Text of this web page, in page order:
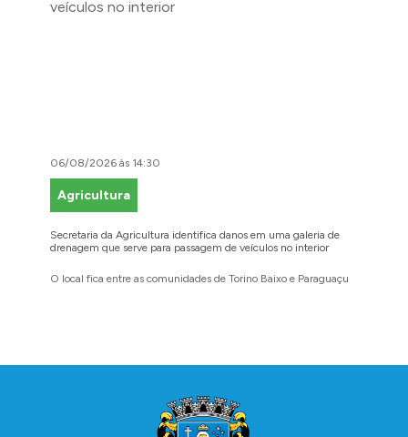
06/08/2026 às 14:30
Agricultura
Secretaria da Agricultura identifica danos em uma galeria de
drenagem que serve para passagem de veículos no interior
O local fica entre as comunidades de Torino Baixo e Paraguaçu